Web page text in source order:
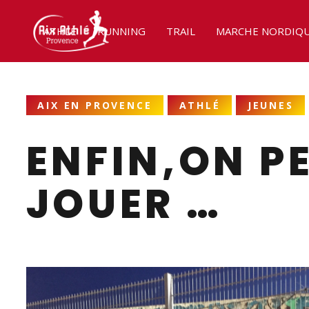
ATHLÉ RUNNING TRAIL MARCHE
AIX EN PROVENCE ATHLÉ JEUNES
ENFIN,ON
JOUER …